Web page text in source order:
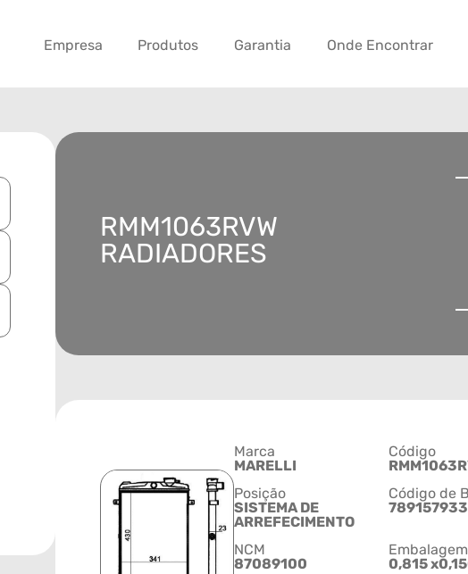
Empresa Produtos Garantia Onde Encontrar
RMM1063RVW
RADIADORES
Marca
MARELLI
Código
Posição
SISTEMA DE
ARREFECIMENTO
Código de
NCM
87089100
0,815